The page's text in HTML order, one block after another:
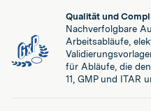
Qualität und
Nachverfolgbare
Arbeitsabläufe,
für Abläufe, die
11, GMP und ITAR